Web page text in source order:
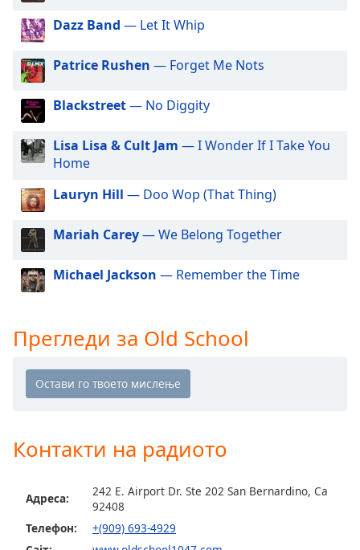
Picture-
in-
Fullscreen
This
modal
window.
Beginning
dialog
window.
cancel
close
the
window.
Background
Dazz Band — Let It Whip
Patrice Rushen — Forget Me Nots
Blackstreet— No Diggity
Lisa Lisa & Cult Jam — I Wonder If I Take You
Home
Lauryn Hill — Doo Wop (That Thing)
Mariah Carey— We Belong Together
Michael Jackson — Remember the Time
Прегледи за Old School
Контакти на радиото
Адреса:
242 E. Airport Dr. Ste 202 San Bernardino, Ca
92408
Телефон:
+(909) 693-4929